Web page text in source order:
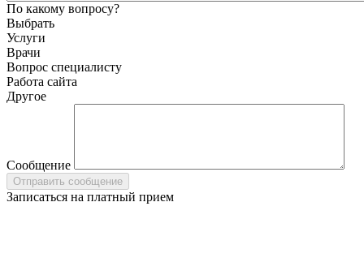
По какому вопросу?
Выбрать
Услуги
Врачи
Вопрос специалисту
Работа сайта
Другое
Сообщение
Записаться на платный прием